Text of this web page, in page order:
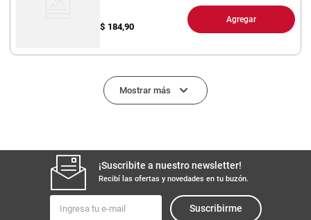
$ 184,90
Agregar
Mostrar más
¡Suscribite a nuestro newsletter!
Recibí las ofertas y novedades en tu buzón.
Suscribirme